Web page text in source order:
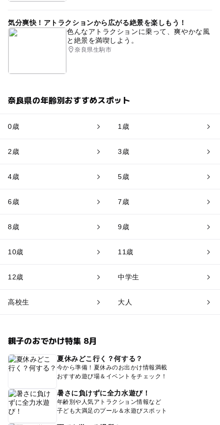
気分爽快！アトラクションから広がる絶景を楽しもう！
色んなアトラクションに乗って、爽やかな風
と絶景を満喫しよう。
奈良県生駒市
奈良県の年齢別おすすめスポット
0歳 1歳
2歳 3歳
4歳 5歳
6歳 7歳
8歳 9歳
10歳 11歳
12歳 中学生
高校生 大人
親子のおでかけ特集 8月
夏休みどこ行く？何する？
今から準備！夏休みのお出かけ情報満載
おすすめ遊び場＆イベントをチェック！
暑さに負けずに全力水遊び！
年齢別や人気アトラクション情報など
子ども大満足のプール＆水遊びスポット